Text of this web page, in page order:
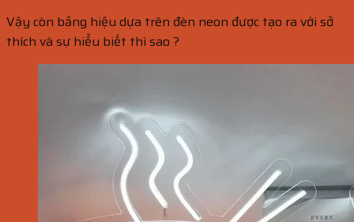
Vậy còn bảng hiệu dựa trên đèn neon được tạo ra với sở
thích và sự hiểu biết thì sao ?